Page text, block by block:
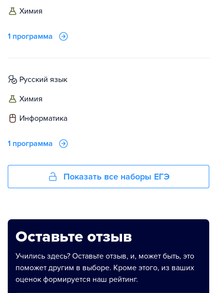
химия
1 программа
русский язык
химия
информатика
1 программа
Показать все наборы ЕГЭ
Оставьте отзыв
Учились здесь? Оставьте отзыв, и, может быть, это
поможет другим в выборе. Кроме этого, из ваших
оценок формируется наш рейтинг.